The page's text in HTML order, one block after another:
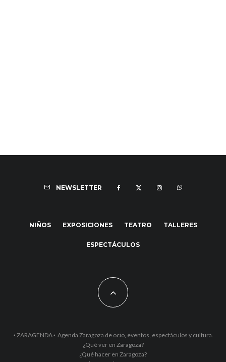
NEWSLETTER
NIÑOS EXPOSICIONES TEATRO TALLERES
ESPECTÁCULOS
⋆ZARAGENDA⋆ Agenda Zaragoza de ocio, eventos, espectáculos y cultura.
¿Qué ver en Zaragoza?
¿Qué hacer en Zaragoza?